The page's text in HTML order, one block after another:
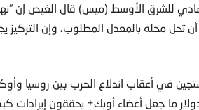
للشرق الأوسط (ميس) قال الغيص إن
أن تحل محله بالمعدل المطلوب، وإن
ما جعل أعضاء أوبك+ يحققون إيرادات